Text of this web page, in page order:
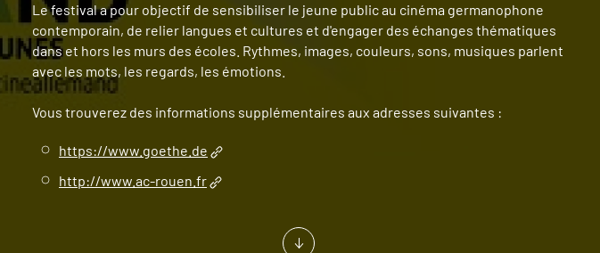
Le festival a pour objectif de sensibiliser le jeune public au cinéma germanophone
contemporain, de relier langues et cultures et d'engager des échanges thématiques
dans et hors les murs des écoles. Rythmes, images, couleurs, sons, musiques parlent
avec les mots, les regards, les émotions.
Vous trouverez des informations supplémentaires aux adresses suivantes :
https://www.goethe.de
http://www.ac-rouen.fr